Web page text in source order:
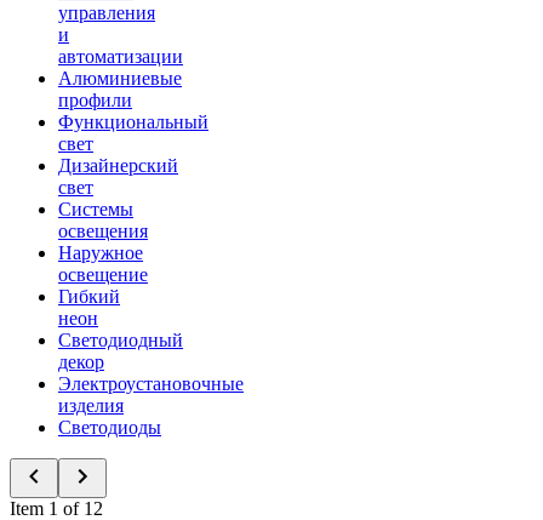
управления
и
автоматизации
Алюминиевые
профили
Функциональный
свет
Дизайнерский
свет
Системы
освещения
Наружное
освещение
Гибкий
неон
Светодиодный
декор
Электроустановочные
изделия
Светодиоды
Item 1 of 12